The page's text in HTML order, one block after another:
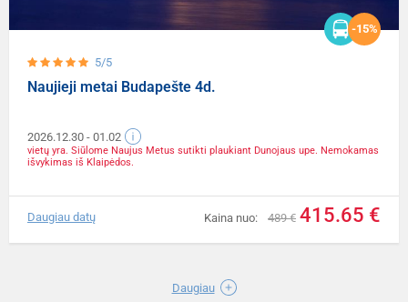
5/5
-15%
Naujieji metai Budapešte 4d.
2026.12.30 - 01.02
vietų yra. Siūlome Naujus Metus sutikti plaukiant Dunojaus upe. Nemokamas
išvykimas iš Klaipėdos.
Kaina nuo: 489 € 415.65 €
Daugiau datų
Daugiau